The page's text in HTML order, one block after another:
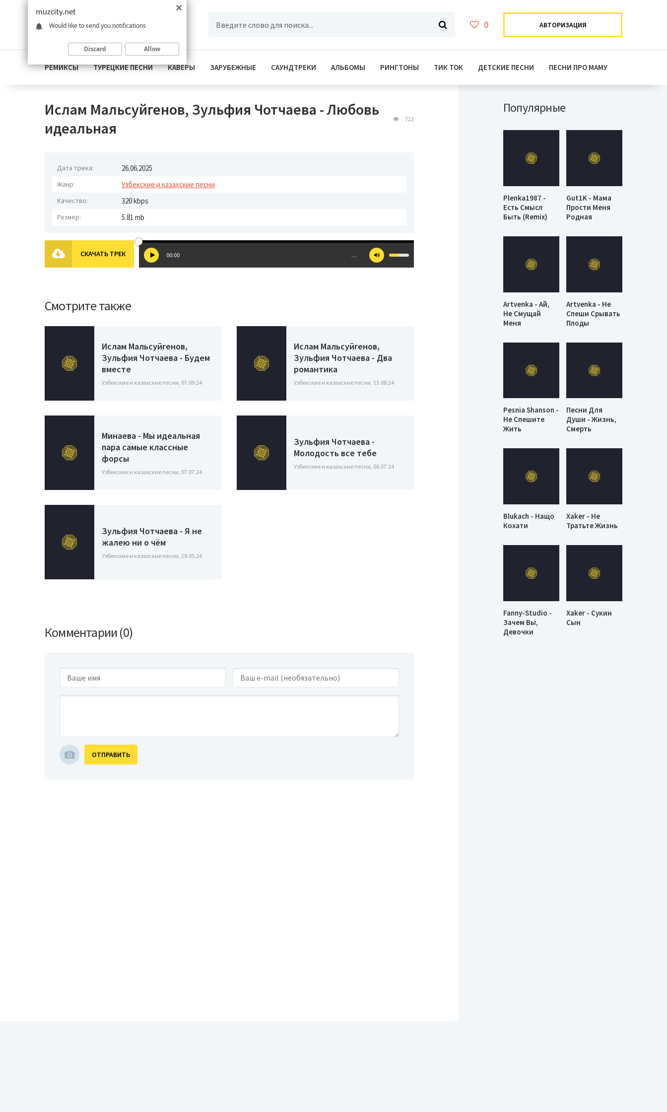
0 АВТОРИЗАЦИЯ
РЕМИКСЫ ТУРЕЦКИЕ ПЕСНИ КАВЕРЫ ЗАРУБЕЖНЫЕ САУНДТРЕКИ АЛЬБОМЫ РИНГТОНЫ ТИК ТОК ДЕТСКИЕ ПЕСНИ ПЕСНИ ПРО МАМУ
Ислам Мальсуйгенов, Зульфия Чотчаева - Любовь
идеальная
722
Дата трека: 26.06.2025
Жанр: Узбекские и казахские песни
Качество: 320 kbps
Размер: 5.81 mb
СКАЧАТЬ ТРЕК 00:00 …
Смотрите также
Ислам Мальсуйгенов,
Зульфия Чотчаева - Будем
вместе
Узбекские и казахские песни, 07.09.24
Ислам Мальсуйгенов,
Зульфия Чотчаева - Два
романтика
Узбекские и казахские песни, 13.08.24
Минаева - Мы идеальная
пара самые классные
форсы
Узбекские и казахские песни, 07.07.24
Зульфия Чотчаева -
Молодость все тебе
Узбекские и казахские песни, 06.07.24
Зульфия Чотчаева - Я не
жалею ни о чём
Узбекские и казахские песни, 29.05.24
Комментарии (0)
ОТПРАВИТЬ
Популярные
Plenka1987 -
Есть Смысл
Быть (Remix)
Gut1K - Мама
Прости Меня
Родная
Artvenka - Ай,
Не Смущай
Меня
Artvenka - Не
Спеши Срывать
Плоды
Pesnia Shanson -
Не Спешите
Жить
Песни Для
Души - Жизнь,
Смерть
Blukach - Нащо
Кохати
Xaker - Не
Тратьте Жизнь
Fanny-Studio -
Зачем Вы,
Девочки
Xaker - Сукин
Сын
muzcity.net
Would like to send you notifications
Discard Allow